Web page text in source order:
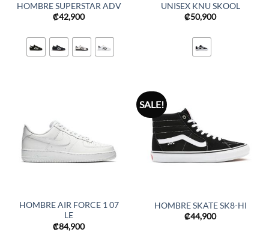
HOMBRE SUPERSTAR ADV
₡42,900
UNISEX KNU SKOOL
₡50,900
HOMBRE AIR FORCE 1 07
LE
₡84,900
SALE!
HOMBRE SKATE SK8-HI
₡44,900